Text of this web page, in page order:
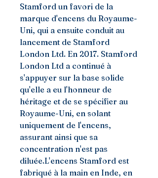
Stamford un favori de la
marque d'encens du Royaume-
Uni, qui a ensuite conduit au
lancement de Stamford
London Ltd. En 2017. Stamford
London Ltd a continué à
s'appuyer sur la base solide
qu'elle a eu l'honneur de
héritage et de se spécifier au
Royaume-Uni, en solant
uniquement de l'encens,
assurant ainsi que sa
concentration n'est pas
diluée.L'encens Stamford est
fabriqué à la main en Inde, en